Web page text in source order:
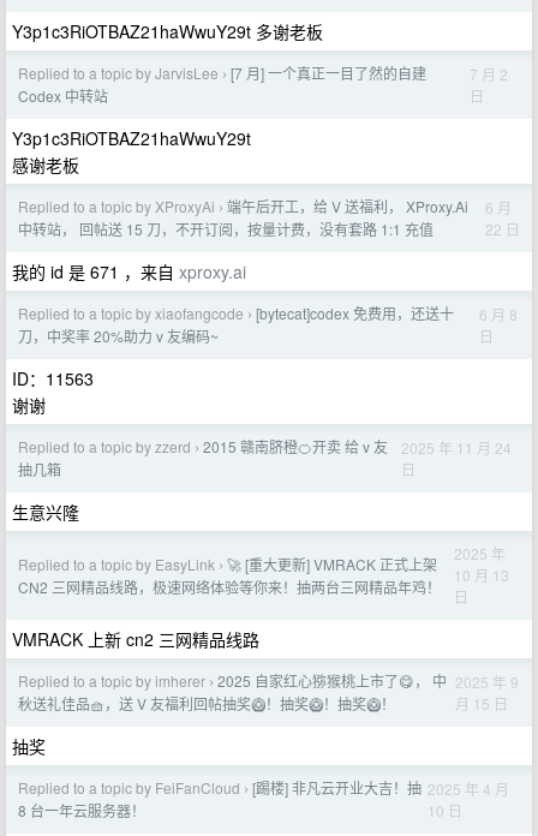
Y3p1c3RiOTBAZ21haWwuY29t 多谢老板
Replied to a topic by JarvisLee › [7 月] 一个真正一目了然的自建
Codex 中转站
7 月 2
日
Y3p1c3RiOTBAZ21haWwuY29t
感谢老板
Replied to a topic by XProxyAi › 端午后开工，给 V 送福利， XProxy.Ai
中转站， 回帖送 15 刀，不开订阅，按量计费，没有套路 1:1 充值
6 月
22 日
我的 id 是 671 ，来自 xproxy.ai
Replied to a topic by xiaofangcode › [bytecat]codex 免费用，还送十
刀，中奖率 20%助力 v 友编码~
6 月 8
日
ID：11563
谢谢
Replied to a topic by zzerd › 2015 赣南脐橙🍊开卖 给 v 友
抽几箱
2025 年 11 月 24
日
生意兴隆
Replied to a topic by EasyLink › 🚀 [重大更新] VMRACK 正式上架
CN2 三网精品线路，极速网络体验等你来！抽两台三网精品年鸡！
2025 年
10 月 13
日
VMRACK 上新 cn2 三网精品线路
Replied to a topic by imherer › 2025 自家红心猕猴桃上市了😋， 中
秋送礼佳品🧺，送 V 友福利回帖抽奖🥝！抽奖🥝！抽奖🥝！
2025 年 9
月 15 日
抽奖
Replied to a topic by FeiFanCloud › [踢楼] 非凡云开业大吉！抽
8 台一年云服务器！
2025 年 4 月
10 日